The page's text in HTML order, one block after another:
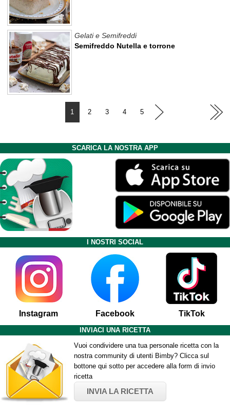
Semifreddo Nutella e torrone
Gelati e Semifreddi
1 2 3 4 5
SCARICA LA NOSTRA APP
I NOSTRI SOCIAL
Instagram Facebook TikTok
INVIACI UNA RICETTA
Vuoi condividere una tua personale ricetta con la
nostra community di utenti Bimby? Clicca sul
bottone qui sotto per accedere alla form di invio
ricetta
INVIA LA RICETTA